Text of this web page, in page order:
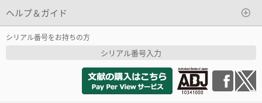
ヘルプ＆ガイド
シリアル番号をお持ちの方
シリアル番号入力